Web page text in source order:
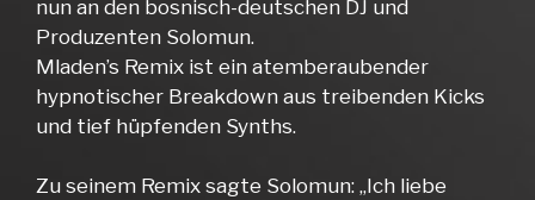
nun an den bosnisch-deutschen DJ und
Produzenten Solomun.
Mladen’s Remix ist ein atemberaubender
hypnotischer Breakdown aus treibenden Kicks
und tief hüpfenden Synths.
Zu seinem Remix sagte Solomun: „Ich liebe